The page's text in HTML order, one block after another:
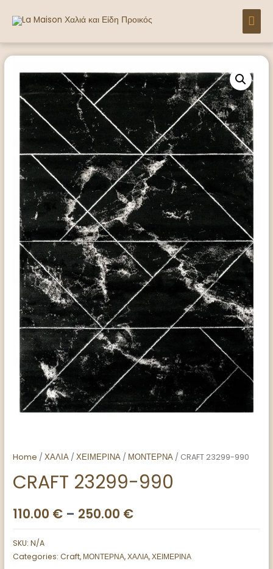
Home /ΧΑΛΙΑ /ΧΕΙΜΕΡΙΝΑ / ΜΟΝΤΕΡΝΑ / CRAFT 23299-990
CRAFT 23299-990
110.00 € – 250.00 €
SKU:N/A
Categories:Craft, ΜΟΝΤΕΡΝΑ,ΧΑΛΙΑ,ΧΕΙΜΕΡΙΝΑ